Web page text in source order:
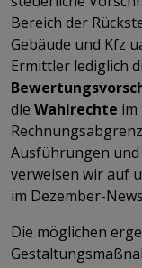
Bereich der
Gebäude und Kfz
Ermittler lediglich
die Wahlrechte im
Ausführungen und
verweisen wir auf
im Dezember-
Die möglichen